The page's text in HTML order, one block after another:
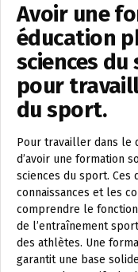
Avoir une
éducation
sciences
pour
du sport.
Pour travailler dans le
d’avoir une formation
sciences du sport. Ces
connaissances et les
comprendre le
de l’entraînement
des athlètes. Une
garantit une base